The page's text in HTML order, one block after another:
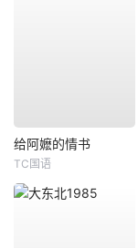
给阿嬷的情书
TC国语